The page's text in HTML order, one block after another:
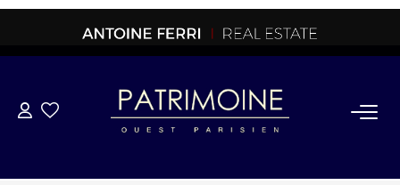
ACHETER
OFF MARKET